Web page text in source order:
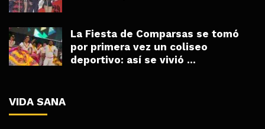
La Fiesta de Comparsas se tomó
por primera vez un coliseo
deportivo: así se vivió ...
VIDA SANA